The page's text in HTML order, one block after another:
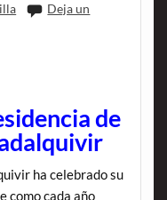
Deja un
de
ha celebrado su
como cada año